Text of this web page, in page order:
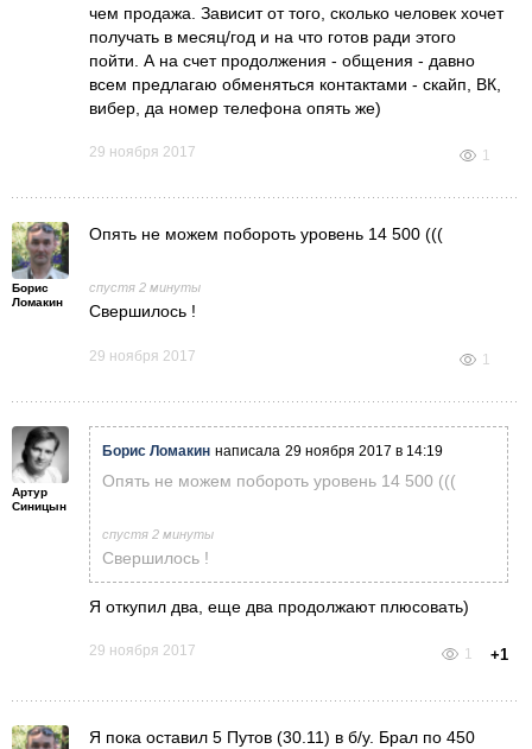
чем продажа. Зависит от того, сколько человек хочет
получать в месяц/год и на что готов ради этого
пойти. А на счет продолжения - общения - давно
всем предлагаю обменяться контактами - скайп, ВК,
вибер, да номер телефона опять же)
29 ноября 2017 1
Борис
Ломакин
Опять не можем побороть уровень 14 500 (((
спустя 2 минуты
Свершилось !
29 ноября 2017 1
Артур
Синицын
Борис Ломакин написала 29 ноября 2017 в 14:19
Опять не можем побороть уровень 14 500 (((
спустя 2 минуты
Свершилось !
Я откупил два, еще два продолжают плюсовать)
29 ноября 2017 1 +1
Я пока оставил 5 Путов (30.11) в б/у. Брал по 450